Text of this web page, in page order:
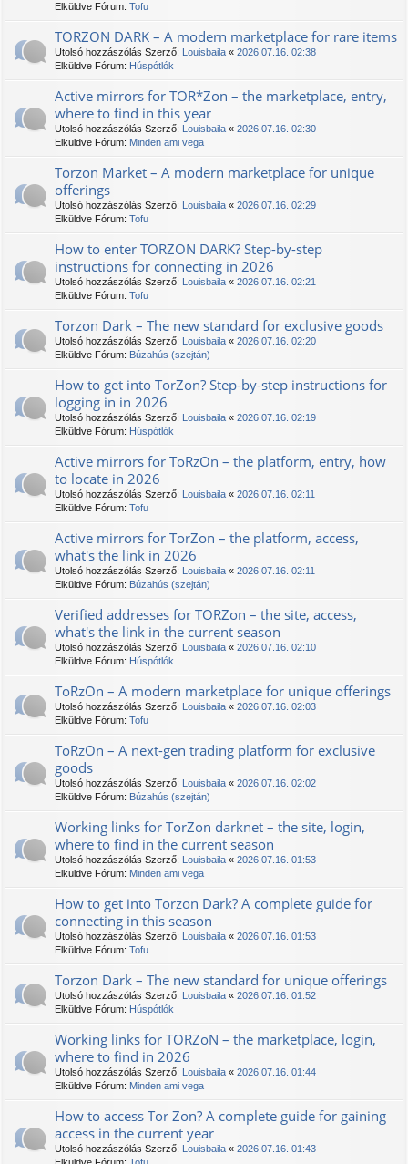
Elküldve Fórum: Tofu
TORZON DARK – A modern marketplace for rare items
Utolsó hozzászólás Szerző: Louisbaila « 2026.07.16. 02:38
Elküldve Fórum: Húspótlók
Active mirrors for TOR*Zon – the marketplace, entry,
where to find in this year
Utolsó hozzászólás Szerző: Louisbaila « 2026.07.16. 02:30
Elküldve Fórum: Minden ami vega
Torzon Market – A modern marketplace for unique
offerings
Utolsó hozzászólás Szerző: Louisbaila « 2026.07.16. 02:29
Elküldve Fórum: Tofu
How to enter TORZON DARK? Step-by-step
instructions for connecting in 2026
Utolsó hozzászólás Szerző: Louisbaila « 2026.07.16. 02:21
Elküldve Fórum: Tofu
Torzon Dark – The new standard for exclusive goods
Utolsó hozzászólás Szerző: Louisbaila « 2026.07.16. 02:20
Elküldve Fórum: Búzahús (szejtán)
How to get into TorZon? Step-by-step instructions for
logging in in 2026
Utolsó hozzászólás Szerző: Louisbaila « 2026.07.16. 02:19
Elküldve Fórum: Húspótlók
Active mirrors for TоRzOn – the platform, entry, how
to locate in 2026
Utolsó hozzászólás Szerző: Louisbaila « 2026.07.16. 02:11
Elküldve Fórum: Tofu
Active mirrors for TorZon – the platform, access,
what's the link in 2026
Utolsó hozzászólás Szerző: Louisbaila « 2026.07.16. 02:11
Elküldve Fórum: Búzahús (szejtán)
Verified addresses for TORZon – the site, access,
what's the link in the current season
Utolsó hozzászólás Szerző: Louisbaila « 2026.07.16. 02:10
Elküldve Fórum: Húspótlók
TоRzOn – A modern marketplace for unique offerings
Utolsó hozzászólás Szerző: Louisbaila « 2026.07.16. 02:03
Elküldve Fórum: Tofu
TоRzOn – A next-gen trading platform for exclusive
goods
Utolsó hozzászólás Szerző: Louisbaila « 2026.07.16. 02:02
Elküldve Fórum: Búzahús (szejtán)
Working links for TorZon darknet – the site, login,
where to find in the current season
Utolsó hozzászólás Szerző: Louisbaila « 2026.07.16. 01:53
Elküldve Fórum: Minden ami vega
How to get into Torzon Dark? A complete guide for
connecting in this season
Utolsó hozzászólás Szerző: Louisbaila « 2026.07.16. 01:53
Elküldve Fórum: Tofu
Torzon Dark – The new standard for unique offerings
Utolsó hozzászólás Szerző: Louisbaila « 2026.07.16. 01:52
Elküldve Fórum: Húspótlók
Working links for TORZoN – the marketplace, login,
where to find in 2026
Utolsó hozzászólás Szerző: Louisbaila « 2026.07.16. 01:44
Elküldve Fórum: Minden ami vega
How to access Tor Zon? A complete guide for gaining
access in the current year
Utolsó hozzászólás Szerző: Louisbaila « 2026.07.16. 01:43